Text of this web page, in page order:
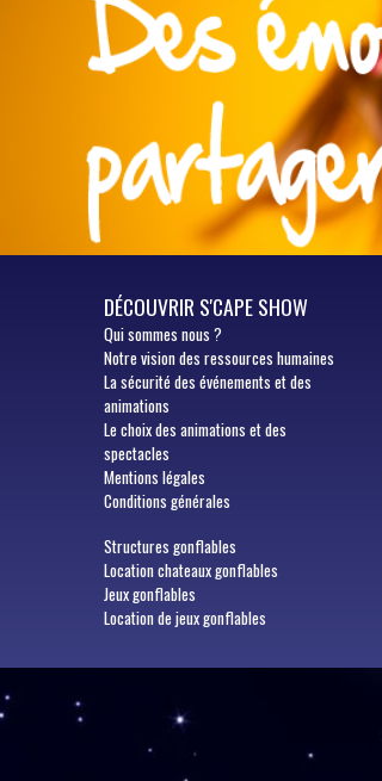
DÉCOUVRIR S'CAPE SHOW
Quisommes nous ?
Notre vision des ressources humaines
La sécurité des événements et des
animations
Le choix des animations et des
spectacles
Mentions légales
Conditions générales
Structures gonflables
Location chateaux gonflables
Jeux gonflables
Location de jeux gonflables